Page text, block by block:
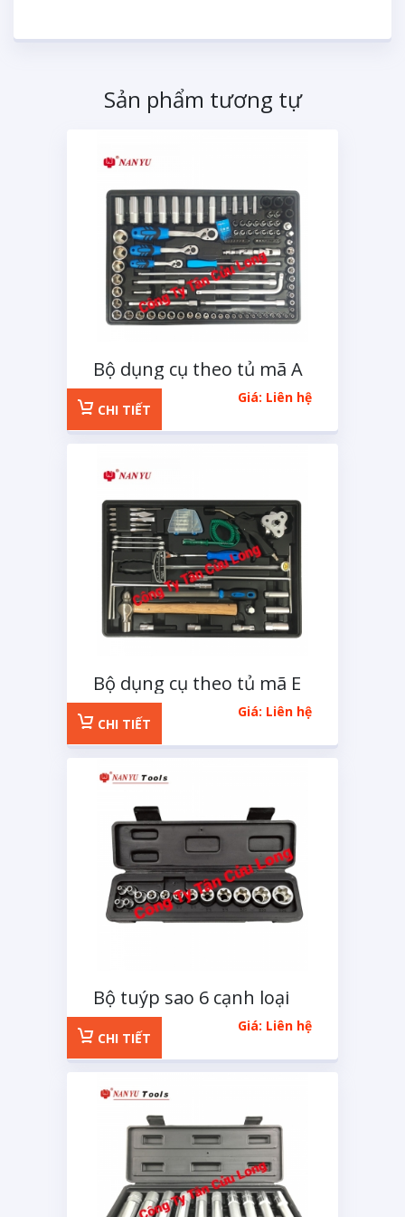
Sản phẩm tương tự
Bộ dụng cụ theo tủ mã A
109 chi tiết
Giá: Liên hệ
CHI TIẾT
Bộ dụng cụ theo tủ mã E
32 chi tiết
Giá: Liên hệ
CHI TIẾT
Bộ tuýp sao 6 cạnh loại
tuýp E 14 chi tiết
Giá: Liên hệ
CHI TIẾT